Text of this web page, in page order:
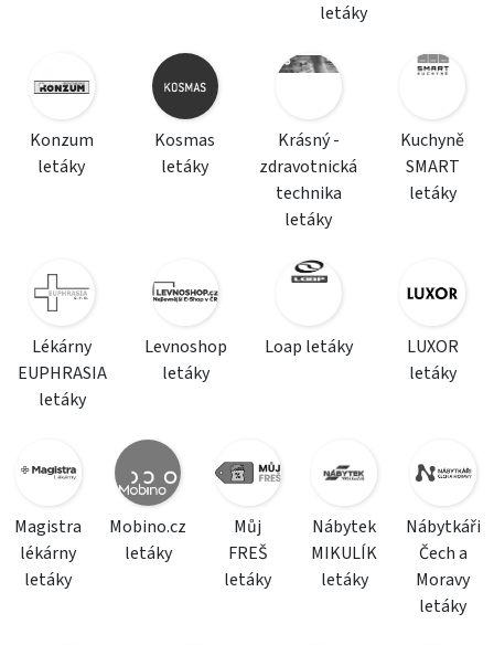
letáky
Konzum
letáky
Kosmas
letáky
Krásný -
zdravotnická
technika
letáky
Kuchyně
SMART
letáky
Lékárny
EUPHRASIA
letáky
Levnoshop
letáky
Loap letáky
LUXOR
letáky
Magistra
lékárny
letáky
Mobino.cz
letáky
Můj
FREŠ
letáky
Nábytek
MIKULÍK
letáky
Nábytkáři
Čech a
Moravy
letáky